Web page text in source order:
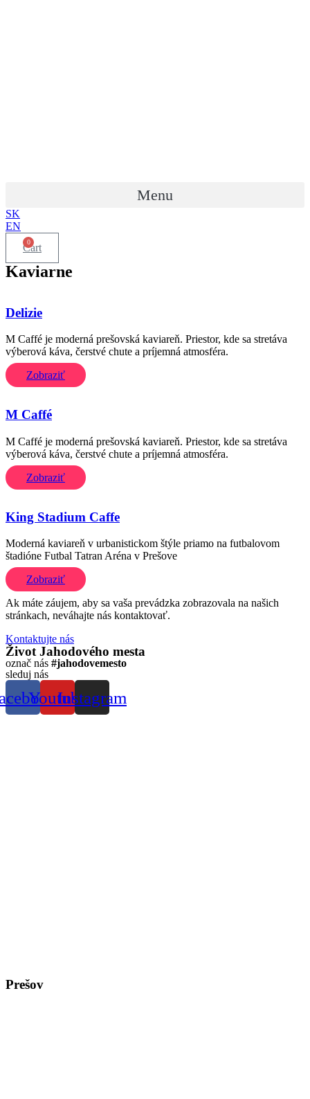
Menu
SK
EN
0
Cart
Kaviarne
Delizie
M Caffé je moderná prešovská kaviareň. Priestor, kde sa stretáva
výberová káva, čerstvé chute a príjemná atmosféra.
Zobraziť
M Caffé
M Caffé je moderná prešovská kaviareň. Priestor, kde sa stretáva
výberová káva, čerstvé chute a príjemná atmosféra.
Zobraziť
King Stadium Caffe
Moderná kaviareň v urbanistickom štýle priamo na futbalovom
štadióne Futbal Tatran Aréna v Prešove
Zobraziť
Ak máte záujem, aby sa vaša prevádzka zobrazovala na našich
stránkach, neváhajte nás kontaktovať.
Kontaktujte nás
Život Jahodového mesta
označ nás #jahodovemesto
sleduj nás
YoutubeInstagram
Prešov